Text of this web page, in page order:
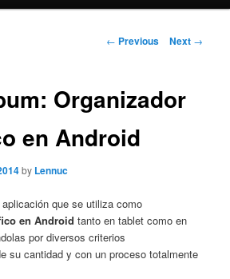
Post
← Previous Next →
Organizador
en Android
by Lennuc
que se utiliza como
en Android tanto en tablet como en
por diversos criterios
su cantidad y con un proceso totalmente